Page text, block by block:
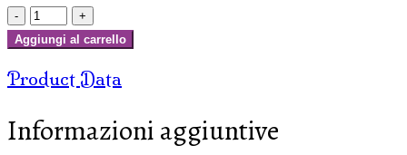
INCENSI
TIBETANI
(31
x
Aggiungi al carrello
Product Data
Informazioni aggiuntive